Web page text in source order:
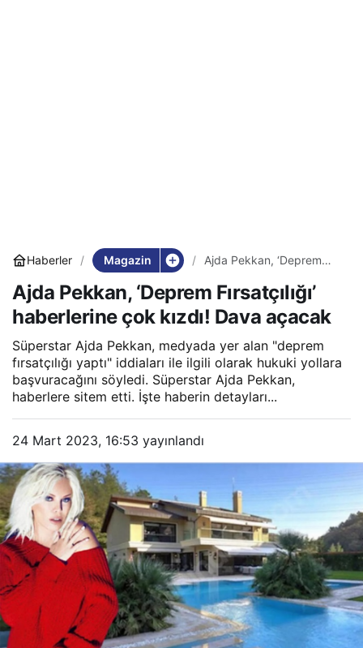
Haberler Magazin
Ajda Pekkan, ‘Deprem
çok kızdı! Dava açacak
Ajda Pekkan, ‘Deprem Fırsatçılığı’
haberlerine çok kızdı! Dava açacak
Süperstar Ajda Pekkan, medyada yer alan "deprem
fırsatçılığı yaptı" iddiaları ile ilgili olarak hukuki yollara
başvuracağını söyledi. Süperstar Ajda Pekkan,
haberlere sitem etti. İşte haberin detayları...
24 Mart 2023, 16:53 yayınlandı